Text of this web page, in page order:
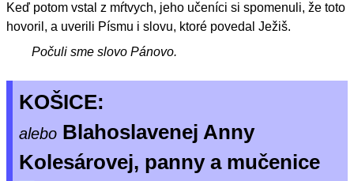
Keď potom vstal z mŕtvych, jeho učeníci si spomenuli, že toto
hovoril, a uverili Písmu i slovu, ktoré povedal Ježiš.
Počuli sme slovo Pánovo.
KOŠICE:
alebo Blahoslavenej Anny
Kolesárovej, panny a mučenice